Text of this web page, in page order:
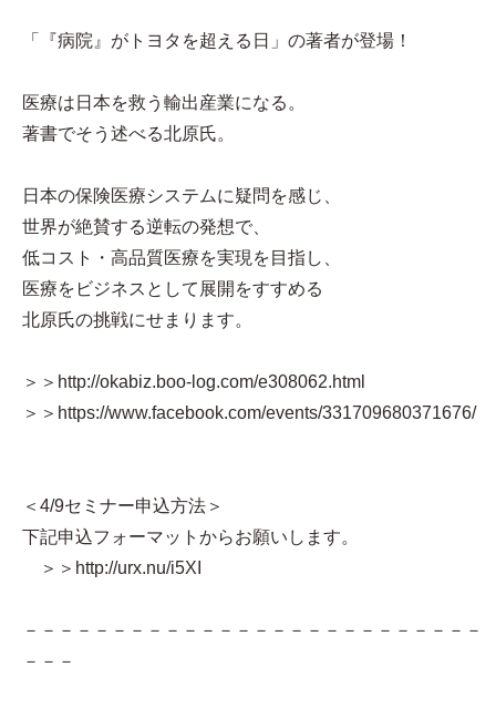
「『病院』がトヨタを超える日」の著者が登場！
医療は日本を救う輸出産業になる。
著書でそう述べる北原氏。
日本の保険医療システムに疑問を感じ、
世界が絶賛する逆転の発想で、
低コスト・高品質医療を実現を目指し、
医療をビジネスとして展開をすすめる
北原氏の挑戦にせまります。
＞＞http://okabiz.boo-log.com/e308062.html
＞＞https://www.facebook.com/events/331709680371676/
＜4/9セミナー申込方法＞
下記申込フォーマットからお願いします。
＞＞http://urx.nu/i5XI
－－－－－－－－－－－－－－－－－－－－－－－－－－
－－－